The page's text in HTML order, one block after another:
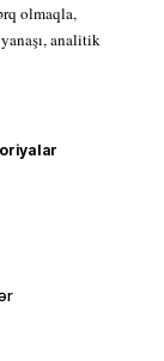
olmaqla,
analitik